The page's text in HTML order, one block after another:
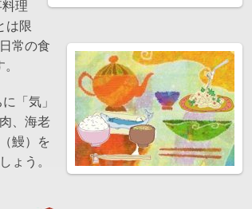
理
は限
常の食
「気」
、海老
鰻）を
ょう。